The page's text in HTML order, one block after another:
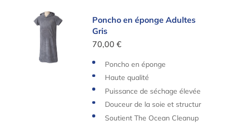
Poncho en éponge Adultes Gris
Poncho en éponge Adultes
Gris
70,00 €
Poncho en éponge
Haute qualité
Puissance de séchage élevée
Douceur de la soie et structur
e légère
Soutient The Ocean Cleanup